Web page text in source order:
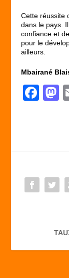
Cette réussite
dans le pays.
confiance et
pour le
ailleurs.
Mbairané
F
b
o
o
d
o
n